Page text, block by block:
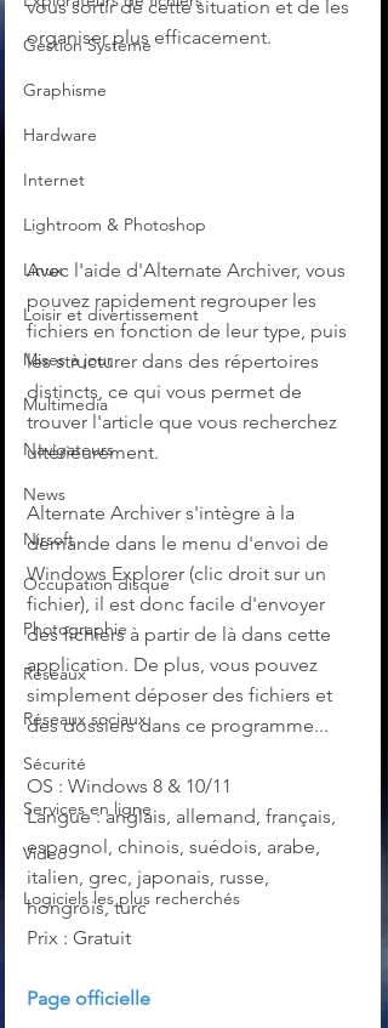
Gestion Système
Graphisme
Hardware
Internet
Lightroom & Photoshop
Linux
Loisir et divertissement
Mises à jour
Multimedia
Navigateurs
News
Nirsoft
Occupation disque
Photographie
Réseaux
Réseaux sociaux
Sécurité
Services en ligne
Video
Logiciels les plus recherchés
vous sortir de cette situation et de les
organiser plus efficacement.
Avec l'aide d'Alternate Archiver, vous
pouvez rapidement regrouper les
fichiers en fonction de leur type, puis
les structurer dans des répertoires
distincts, ce qui vous permet de
trouver l'article que vous recherchez
ultérieurement.
Alternate Archiver s'intègre à la
demande dans le menu d'envoi de
Windows Explorer (clic droit sur un
fichier), il est donc facile d'envoyer
des fichiers à partir de là dans cette
application. De plus, vous pouvez
simplement déposer des fichiers et
des dossiers dans ce programme...
OS : Windows 8 & 10/11
Langue : anglais, allemand, français,
espagnol, chinois, suédois, arabe,
italien, grec, japonais, russe,
hongrois, turc
Prix : Gratuit
Page officielle